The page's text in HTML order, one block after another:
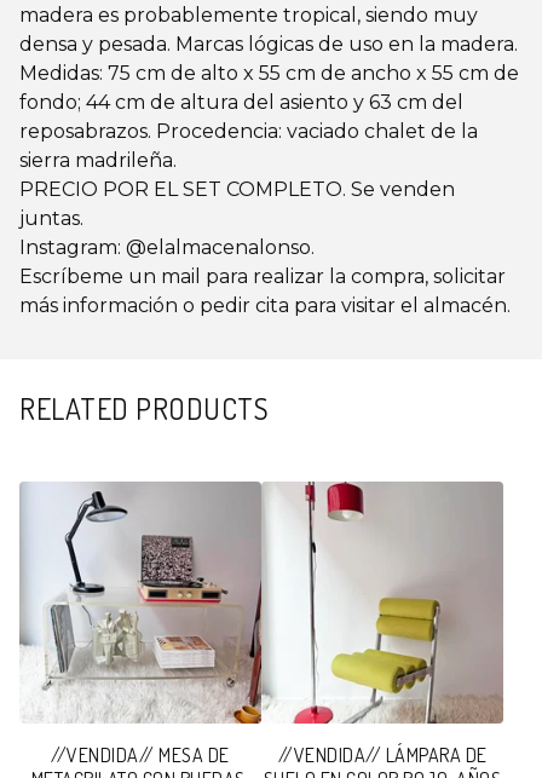
madera es probablemente tropical, siendo muy
densa y pesada. Marcas lógicas de uso en la madera.
Medidas: 75 cm de alto x 55 cm de ancho x 55 cm de
fondo; 44 cm de altura del asiento y 63 cm del
reposabrazos. Procedencia: vaciado chalet de la
sierra madrileña.
PRECIO POR EL SET COMPLETO. Se venden
juntas.
Instagram: @elalmacenalonso.
Escríbeme un mail para realizar la compra, solicitar
más información o pedir cita para visitar el almacén.
RELATED PRODUCTS
//VENDIDA// MESA DE
//VENDIDA// LÁMPARA DE